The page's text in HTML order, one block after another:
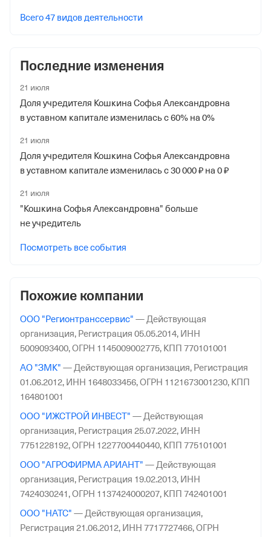
Дата регистрации
Отделение Фонда Пенсионного и Социального
Страхования Российской Федерации по гор. Москве и
Московской обл.
Регистрационный номер ФссРФ
1049611385
Наименование территориального органа
Отделение Фонда Пенсионного и Социального
Московской обл.
Всего 47 видов деятельности
Последние изменения
21 июля
Доля учредителя Кошкина Софья Александровна
в уставном капитале изменилась с 60% на 0%
21 июля
Доля учредителя Кошкина Софья Александровна
в уставном капитале изменилась с 30 000 ₽ на 0 ₽
21 июля
"Кошкина Софья Александровна" больше
не учредитель
Посмотреть все события
Похожие компании
ООО "Регионтранссервис" — Действующая
организация, Регистрация 05.05.2014, ИНН
5009093400,ОГРН 1145009002775, КПП 770101001
АО "ЗМК" — Действующая организация, Регистрация
01.06.2012, ИНН 1648033456,ОГРН 1121673001230, КПП
164801001
ООО "ИЖСТРОЙ ИНВЕСТ" — Действующая
организация, Регистрация 25.07.2022, ИНН
7751228192,ОГРН 1227700440440, КПП 775101001
ООО "АГРОФИРМА АРИАНТ" — Действующая
организация, Регистрация 19.02.2013, ИНН
7424030241,ОГРН 1137424000207, КПП 742401001
ООО "НАТС" — Действующая организация,
Регистрация 21.06.2012, ИНН 7717727466,ОГРН